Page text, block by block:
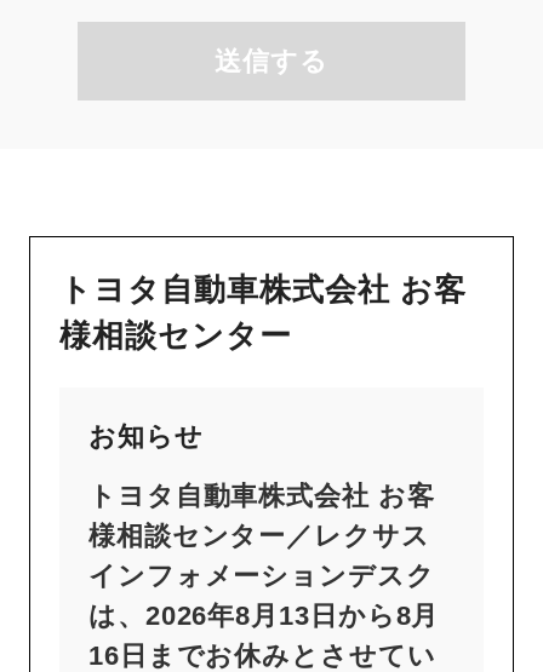
送信する
トヨタ自動車株式会社 お客
様相談センター
お知らせ
トヨタ自動車株式会社 お客
様相談センター／レクサス
インフォメーションデスク
は、2026年8月13日から8月
16日までお休みとさせてい